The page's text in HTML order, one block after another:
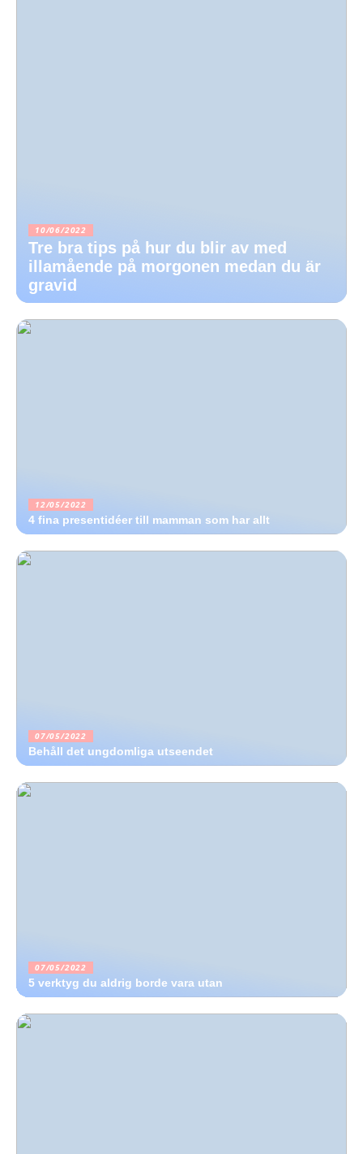
10/06/2022
Tre bra tips på hur du blir av med
illamående på morgonen medan du är
gravid
12/05/2022
4 fina presentidéer till mamman som har allt
07/05/2022
Behåll det ungdomliga utseendet
07/05/2022
5 verktyg du aldrig borde vara utan